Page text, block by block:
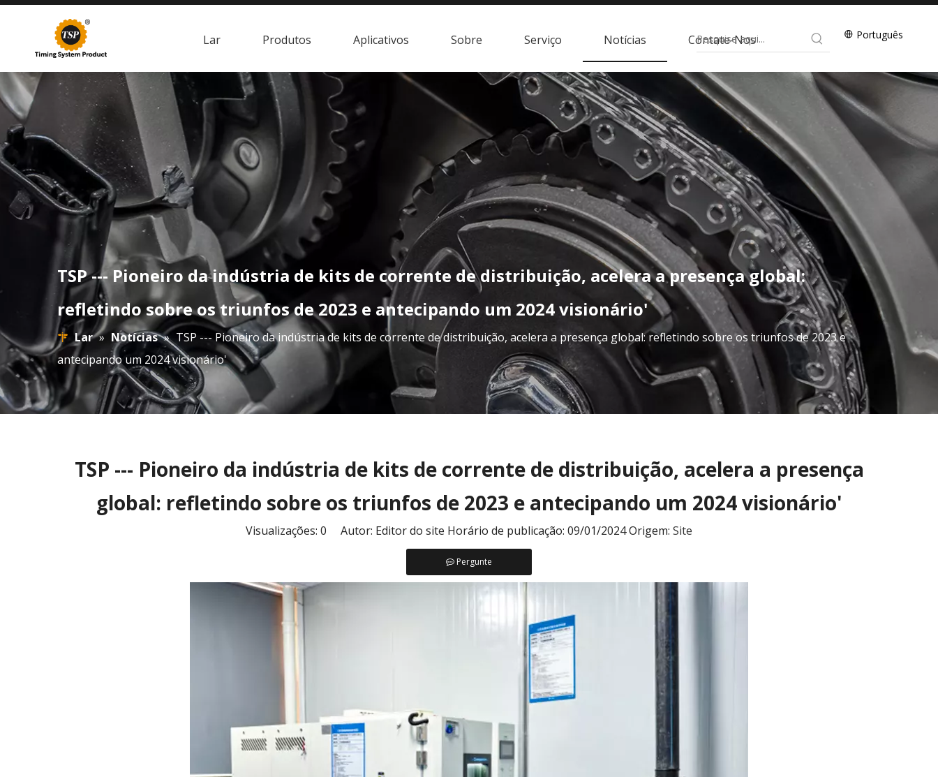
Lar Produtos Aplicativos Sobre Serviço Notícias Contate-Nos Português
TSP --- Pioneiro da indústria de kits de corrente de distribuição, acelera a presença global:
refletindo sobre os triunfos de 2023 e antecipando um 2024 visionário'
Lar » Notícias » TSP --- Pioneiro da indústria de kits de corrente de distribuição, acelera a presença global: refletindo sobre os triunfos de 2023 e
antecipando um 2024 visionário'
TSP --- Pioneiro da indústria de kits de corrente de distribuição, acelera a presença
global: refletindo sobre os triunfos de 2023 e antecipando um 2024 visionário'
Visualizações: 0 Autor: Editor do site Horário de publicação: 09/01/2024 Origem: Site
Pergunte